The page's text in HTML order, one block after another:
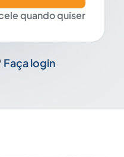
quando quiser
Faça login